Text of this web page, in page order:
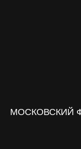
МОСКОВСКИЙ